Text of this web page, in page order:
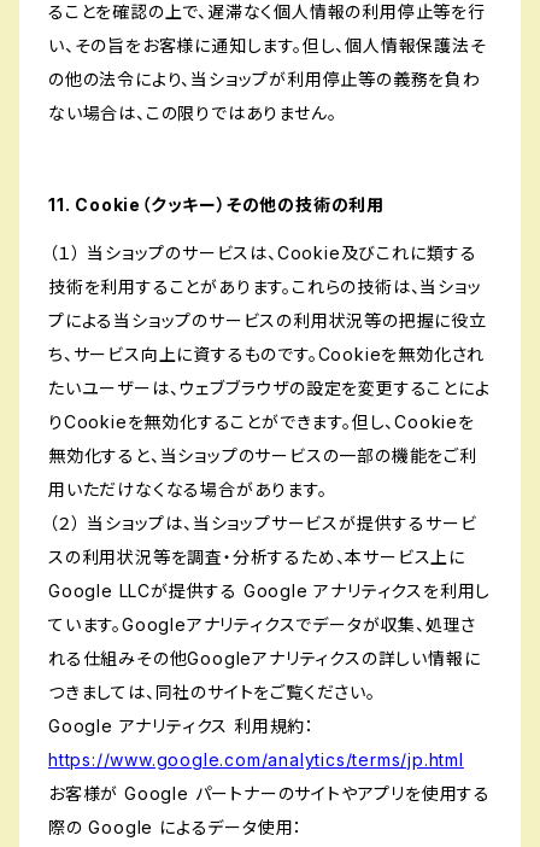
ることを確認の上で、遅滞なく個人情報の利用停止等を行
い、その旨をお客様に通知します。但し、個人情報保護法そ
の他の法令により、当ショップが利用停止等の義務を負わ
ない場合は、この限りではありません。
11. Cookie（クッキー）その他の技術の利用
（１） 当ショップのサービスは、Cookie及びこれに類する
技術を利用することがあります。これらの技術は、当ショッ
プによる当ショップのサービスの利用状況等の把握に役立
ち、サービス向上に資するものです。Cookieを無効化され
たいユーザーは、ウェブブラウザの設定を変更することによ
りCookieを無効化することができます。但し、Cookieを
無効化すると、当ショップのサービスの一部の機能をご利
用いただけなくなる場合があります。
（２） 当ショップは、当ショップサービスが提供するサービ
スの利用状況等を調査・分析するため、本サービス上に
Google LLCが提供する Google アナリティクスを利用し
ています。Googleアナリティクスでデータが収集、処理さ
れる仕組みその他Googleアナリティクスの詳しい情報に
つきましては、同社のサイトをご覧ください。
Google アナリティクス 利用規約：
https://www.google.com/analytics/terms/jp.html
お客様が Google パートナーのサイトやアプリを使用する
際の Google によるデータ使用：